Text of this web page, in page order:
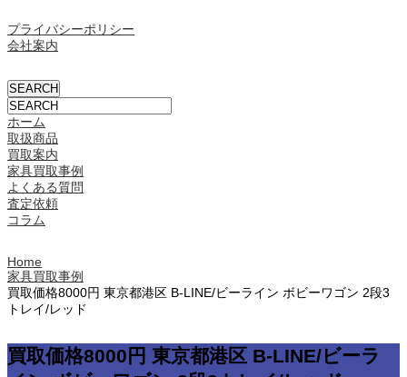
プライバシーポリシー
会社案内
ホーム
取扱商品
買取案内
家具買取事例
よくある質問
査定依頼
コラム
Home
家具買取事例
買取価格8000円 東京都港区 B-LINE/ビーライン ボビーワゴン 2段3
トレイ/レッド
買取価格8000円 東京都港区 B-LINE/ビーラ